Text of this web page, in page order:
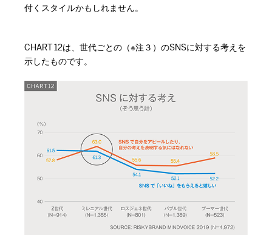
付くスタイルかもしれません。
CHART 12は、世代ごとの（※注３）のSNSに対する考えを
示したものです。